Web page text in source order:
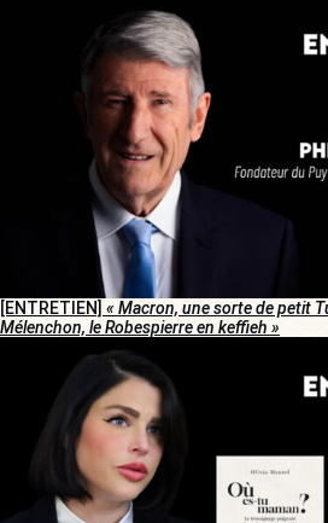
[ENTRETIEN] « Macron, une sorte de petit
Mélenchon, le Robespierre en keffieh »